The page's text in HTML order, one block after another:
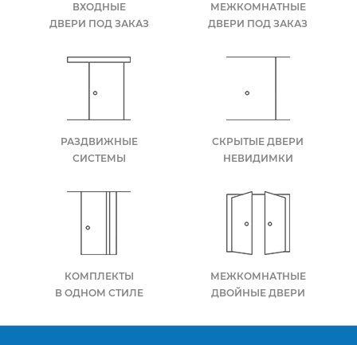
ВХОДНЫЕ
ДВЕРИ ПОД ЗАКАЗ
МЕЖКОМНАТНЫЕ
ДВЕРИ ПОД ЗАКАЗ
РАЗДВИЖНЫЕ
СИСТЕМЫ
СКРЫТЫЕ ДВЕРИ
НЕВИДИМКИ
КОМПЛЕКТЫ
В ОДНОМ СТИЛЕ
МЕЖКОМНАТНЫЕ
ДВОЙНЫЕ ДВЕРИ